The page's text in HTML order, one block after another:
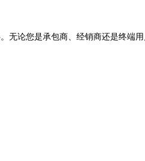
无论您是承包商、经销商还是终端